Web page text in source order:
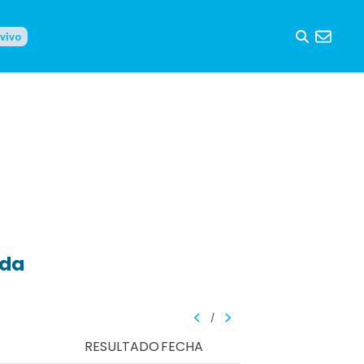
/
RESULTADOFECHA